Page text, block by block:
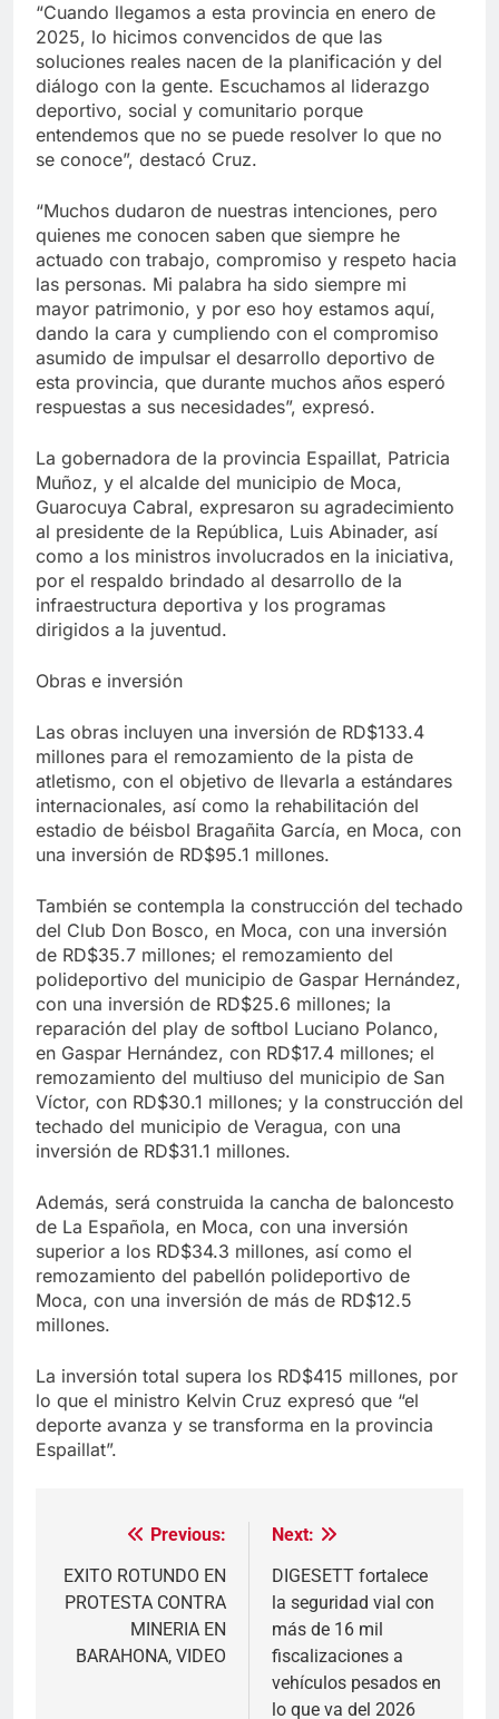
“Cuando llegamos a esta provincia en enero de
2025, lo hicimos convencidos de que las
soluciones reales nacen de la planificación y del
diálogo con la gente. Escuchamos al liderazgo
deportivo, social y comunitario porque
entendemos que no se puede resolver lo que no
se conoce”, destacó Cruz.
“Muchos dudaron de nuestras intenciones, pero
quienes me conocen saben que siempre he
actuado con trabajo, compromiso y respeto hacia
las personas. Mi palabra ha sido siempre mi
mayor patrimonio, y por eso hoy estamos aquí,
dando la cara y cumpliendo con el compromiso
asumido de impulsar el desarrollo deportivo de
esta provincia, que durante muchos años esperó
respuestas a sus necesidades”, expresó.
La gobernadora de la provincia Espaillat, Patricia
Muñoz, y el alcalde del municipio de Moca,
Guarocuya Cabral, expresaron su agradecimiento
al presidente de la República, Luis Abinader, así
como a los ministros involucrados en la iniciativa,
por el respaldo brindado al desarrollo de la
infraestructura deportiva y los programas
dirigidos a la juventud.
Obras e inversión
Las obras incluyen una inversión de RD$133.4
millones para el remozamiento de la pista de
atletismo, con el objetivo de llevarla a estándares
internacionales, así como la rehabilitación del
estadio de béisbol Bragañita García, en Moca, con
una inversión de RD$95.1 millones.
También se contempla la construcción del techado
del Club Don Bosco, en Moca, con una inversión
de RD$35.7 millones; el remozamiento del
polideportivo del municipio de Gaspar Hernández,
con una inversión de RD$25.6 millones; la
reparación del play de softbol Luciano Polanco,
en Gaspar Hernández, con RD$17.4 millones; el
remozamiento del multiuso del municipio de San
Víctor, con RD$30.1 millones; y la construcción del
techado del municipio de Veragua, con una
inversión de RD$31.1 millones.
Además, será construida la cancha de baloncesto
de La Española, en Moca, con una inversión
superior a los RD$34.3 millones, así como el
remozamiento del pabellón polideportivo de
Moca, con una inversión de más de RD$12.5
millones.
La inversión total supera los RD$415 millones, por
lo que el ministro Kelvin Cruz expresó que “el
deporte avanza y se transforma en la provincia
Espaillat”.
Navegación
de
entradas
Previous:
EXITO ROTUNDO EN
PROTESTA CONTRA
MINERIA EN
BARAHONA, VIDEO
Next:
DIGESETT fortalece
la seguridad vial con
más de 16 mil
fiscalizaciones a
vehículos pesados en
lo que va del 2026